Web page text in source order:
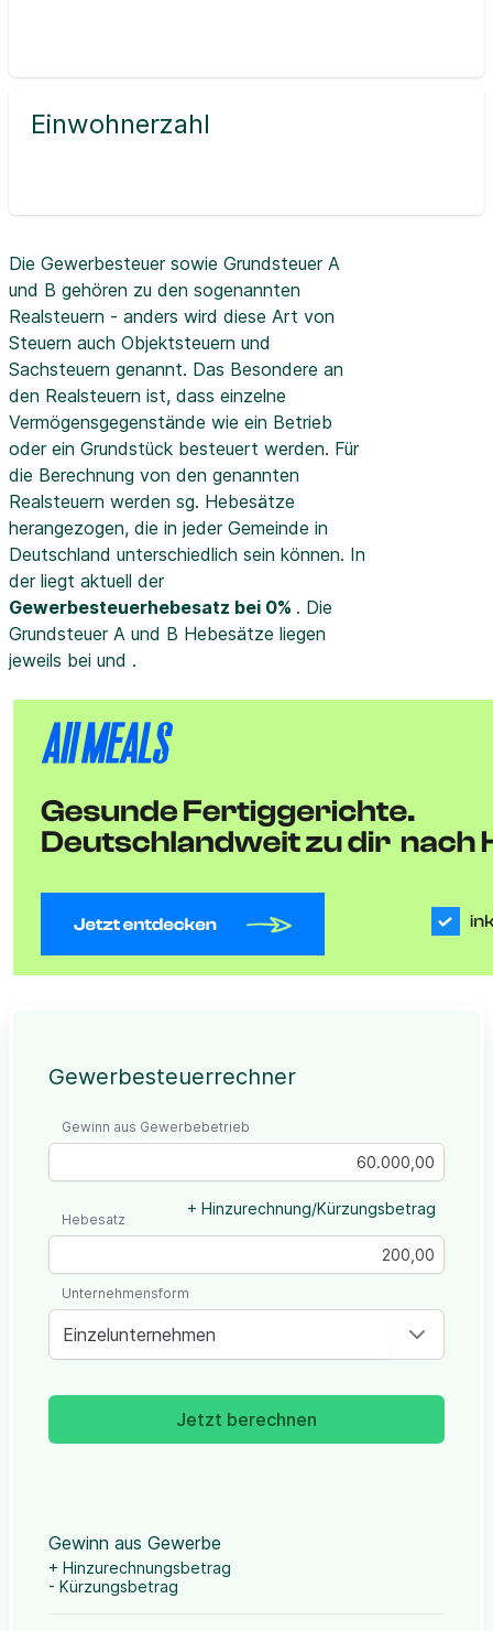
Einwohnerzahl
Die Gewerbesteuer sowie Grundsteuer A
und B gehören zu den sogenannten
Realsteuern - anders wird diese Art von
Steuern auch Objektsteuern und
Sachsteuern genannt. Das Besondere an
den Realsteuern ist, dass einzelne
Vermögensgegenstände wie ein Betrieb
oder ein Grundstück besteuert werden. Für
die Berechnung von den genannten
Realsteuern werden sg. Hebesätze
herangezogen, die in jeder Gemeinde in
Deutschland unterschiedlich sein können. In
der liegt aktuell der
Gewerbesteuerhebesatz bei 0% . Die
Grundsteuer A und B Hebesätze liegen
jeweils bei und .
Gewerbesteuerrechner
Gewinn aus Gewerbebetrieb
+ Hinzurechnung/Kürzungsbetrag
Hebesatz
Einzelunternehmen
Unternehmensform
Jetzt berechnen
Gewinn aus Gewerbe
+ Hinzurechnungsbetrag
- Kürzungsbetrag